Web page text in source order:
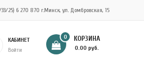
33/25) 6 270 870 г.Минск, ул. Домбровская, 15
КОРЗИНА
0
- 0.00 руб.
КАБИНЕТ
Войти